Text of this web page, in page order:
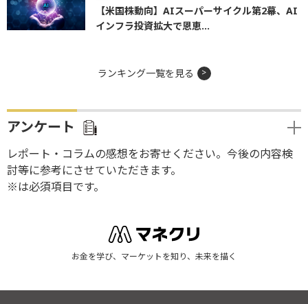
【米国株動向】AIスーパーサイクル第2幕、AI
インフラ投資拡大で恩恵...
ランキング一覧を見る
アンケート
レポート・コラムの感想をお寄せください。今後の内容検
討等に参考にさせていただきます。
※は必須項目です。
お金を学び、マーケットを知り、未来を描く